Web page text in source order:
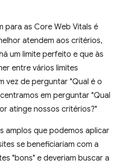
para as Core Web Vitals é
atendem aos critérios,
um limite perfeito e que às
entre vários limites
vez de perguntar "Qual é o
em perguntar "Qual
atinge nossos critérios?"
amplos que podemos aplicar
se beneficiariam com a
"bons" e deveriam buscar a